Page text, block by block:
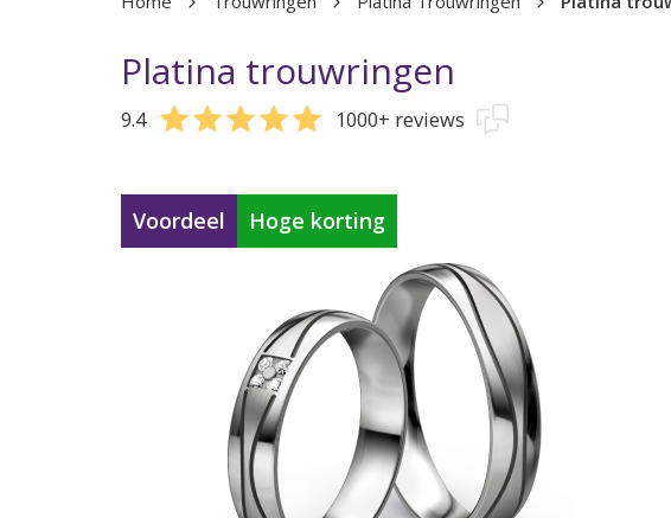
Platina trouwringen
9.4 1000+ reviews
Voordeel Hoge korting